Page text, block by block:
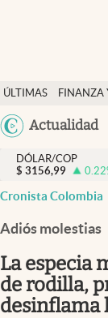
ÚLTIMAS
NOTICIAS
FINANZA
Actualidad
Salud y nutrición
Vida espiritual
Actualidad
Colombia
DÓLAR/COP
$ 3156,99 0.22
Cronista Colombia
Adiós molestias
La especia
de rodilla,
desinflama